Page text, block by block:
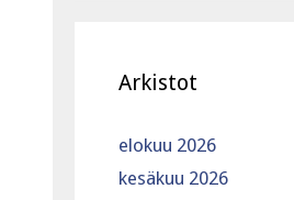
Arkistot
elokuu 2026
kesäkuu 2026